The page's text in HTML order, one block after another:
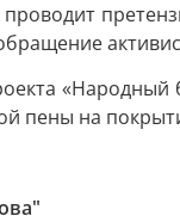
пены на